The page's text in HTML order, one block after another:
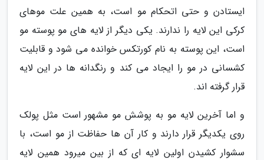
ایستادن و حتی اتحکام مو است، به همین علت موهای
کرکی این لایه را ندارند. یکی دیگر از لایه های مو پوسته مو
است، این پوسته به نام کورتکس خوانده می شود و قابلیت
کشسانی در مو را ایجاد می کند و رنگدانه ها در این لایه
قرار گرفته اند.
و اما آخرین لایه مو به پوشش مو مشهور است مثل پولک
روی یکدیگر قرار دارند و کار آن ها حفاظت از مو است، با
سشوار کشیدن اولین لایه ای که از بین میرود همین لایه